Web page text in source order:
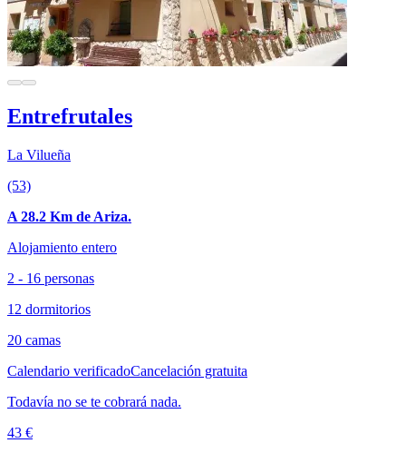
Entrefrutales
La Vilueña
(53)
A 28.2 Km de Ariza.
Alojamiento entero
2 - 16 personas
12 dormitorios
20 camas
Calendario verificadoCancelación gratuita
Todavía no se te cobrará nada.
43 €